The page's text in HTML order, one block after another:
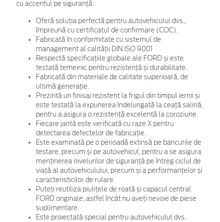
cu accentul pe siguranță:
Oferă soluția perfectă pentru autovehiculul dvs.,
împreună cu certificatul de confirmare (COC).
Fabricată în conformitate cu sistemul de
management al calității DIN ISO 9001
Respectă specificațiile globale ale FORD și este
testată temeinic pentru rezistență și durabilitate.
Fabricată din materiale de calitate superioară, de
ultimă generație.
Prezintă un finisaj rezistent la frigul din timpul iernii și
este testată la expunerea îndelungată la ceață salină,
pentru a asigura o rezistență excelentă la coroziune.
Fiecare jantă este verificată cu raze X pentru
detectarea defectelor de fabricație.
Este examinată pe o perioadă extinsă pe bancurile de
testare, precum și pe autovehicul, pentru a se asigura
menținerea nivelurilor de siguranță pe întreg ciclul de
viață al autovehiculului, precum și a performanțelor și
caracteristicilor de rulare.
Puteți reutiliza piulițele de roată și capacul central
FORD originale, astfel încât nu aveți nevoie de piese
suplimentare.
Este proiectată special pentru autovehiculul dvs.